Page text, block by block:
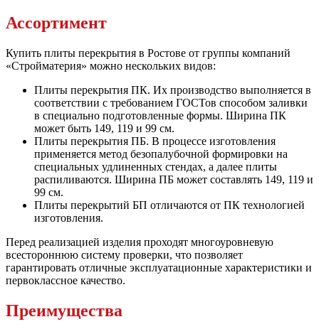
Ассортимент
Купить плиты перекрытия в Ростове от группы компаний
«Стройматерия» можно нескольких видов:
Плиты перекрытия ПК. Их производство выполняется в
соответствии с требованием ГОСТов способом заливки
в специально подготовленные формы. Ширина ПК
может быть 149, 119 и 99 см.
Плиты перекрытия ПБ. В процессе изготовления
применяется метод безопалубочной формировки на
специальных удлиненных стендах, а далее плиты
распиливаются. Ширина ПБ может составлять 149, 119 и
99 см.
Плиты перекрытий БП отличаются от ПК технологией
изготовления.
Перед реализацией изделия проходят многоуровневую
всестороннюю систему проверки, что позволяет
гарантировать отличные эксплуатационные характеристики и
первоклассное качество.
Преимущества